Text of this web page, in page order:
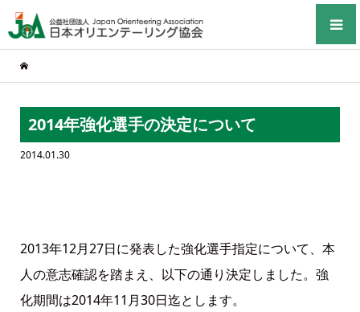
2014年強化選手の決定について
2014.01.30
2013年12月27日に発表した強化選手指定について、本
人の意志確認を踏まえ、以下の通り決定しました。強
化期間は2014年11月30日迄とします。